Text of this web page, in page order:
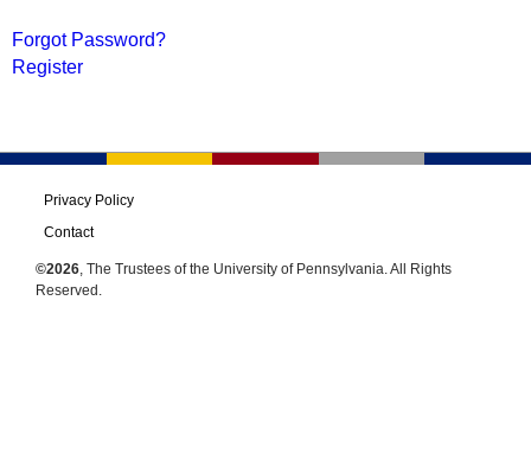
Forgot Password?
Register
Privacy Policy
Contact
©2026, The Trustees of the University of Pennsylvania. All Rights
Reserved.